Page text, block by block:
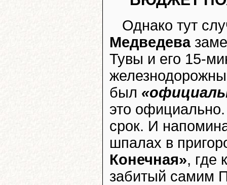
Однако тут
Медведева
Тувы и его 15-
был
это
срок. И
шпалах в
Конечная», где
забитый самим